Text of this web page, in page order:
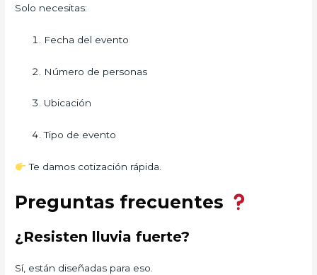
Solo necesitas:
Fecha del evento
Número de personas
Ubicación
Tipo de evento
Te damos cotización rápida.
Preguntas frecuentes
¿Resisten lluvia fuerte?
Sí, están diseñadas para eso.